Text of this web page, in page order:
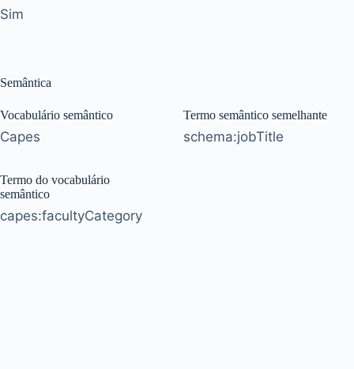
Sim
Semântica
Vocabulário semântico
Capes
Termo do vocabulário
semântico
capes:facultyCategory
Termo semântico semelhante
schema:jobTitle